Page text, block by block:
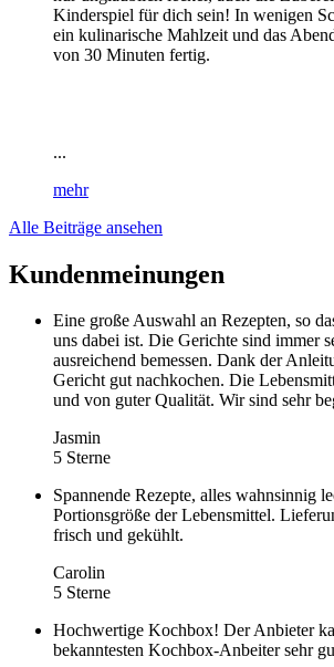
Kinderspiel für dich sein! In wenigen
ein kulinarische Mahlzeit und das
von 30 Minuten fertig.
...
mehr
Alle Beiträge ansehen
Kundenmeinungen
Eine große Auswahl an Rezepten, so
uns dabei ist. Die Gerichte sind immer
ausreichend bemessen. Dank der
Gericht gut nachkochen. Die
und von guter Qualität. Wir sind sehr
Jasmin
5 Sterne
Spannende Rezepte, alles wahnsinnig
Portionsgröße der Lebensmittel.
frisch und gekühlt.
Carolin
5 Sterne
Hochwertige Kochbox! Der Anbieter
bekanntesten Kochbox-Anbeiter sehr